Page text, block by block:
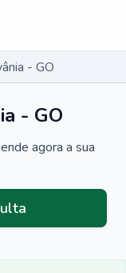
- GO
- GO
agora a sua